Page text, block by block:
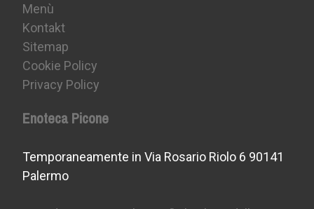
Menù
Kontakt
Sitemap
Cookie Policy
Privacy Policy
Enoteca Picone
Temporaneamente in Via Rosario Riolo 6 90141
Palermo